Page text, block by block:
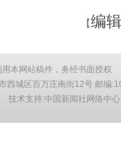
【编
本网站稿件，务经书面授权
西城区百万庄南街12号 邮编
术支持:中国新闻社网络中心